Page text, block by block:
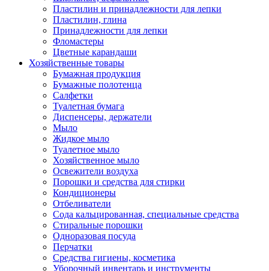
Пластилин и принадлежности для лепки
Пластилин, глина
Принадлежности для лепки
Фломастеры
Цветные карандаши
Хозяйственные товары
Бумажная продукция
Бумажные полотенца
Салфетки
Туалетная бумага
Диспенсеры, держатели
Мыло
Жидкое мыло
Туалетное мыло
Хозяйственное мыло
Освежители воздуха
Порошки и средства для стирки
Кондиционеры
Отбеливатели
Сода кальцированная, специальные средства
Стиральные порошки
Одноразовая посуда
Перчатки
Средства гигиены, косметика
Уборочный инвентарь и инструменты